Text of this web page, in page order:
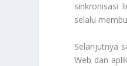
sinkronisasi
selalu
Selanjutnya
Web dan